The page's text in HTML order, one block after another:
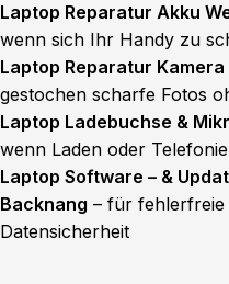
Laptop Reparatur Akku
wenn sich Ihr Handy zu
Laptop Reparatur
gestochen scharfe Fotos
Laptop Ladebuchse &
wenn Laden oder
Laptop Software – &
Backnang – für
Datensicherheit